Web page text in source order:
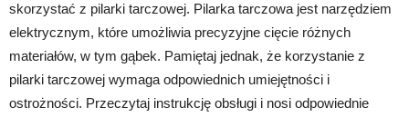
skorzystać z pilarki tarczowej. Pilarka tarczowa jest narzędziem
elektrycznym, które umożliwia precyzyjne cięcie różnych
materiałów, w tym gąbek. Pamiętaj jednak, że korzystanie z
pilarki tarczowej wymaga odpowiednich umiejętności i
ostrożności. Przeczytaj instrukcję obsługi i nosi odpowiednie